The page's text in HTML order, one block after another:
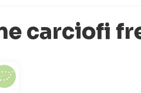
carciofi